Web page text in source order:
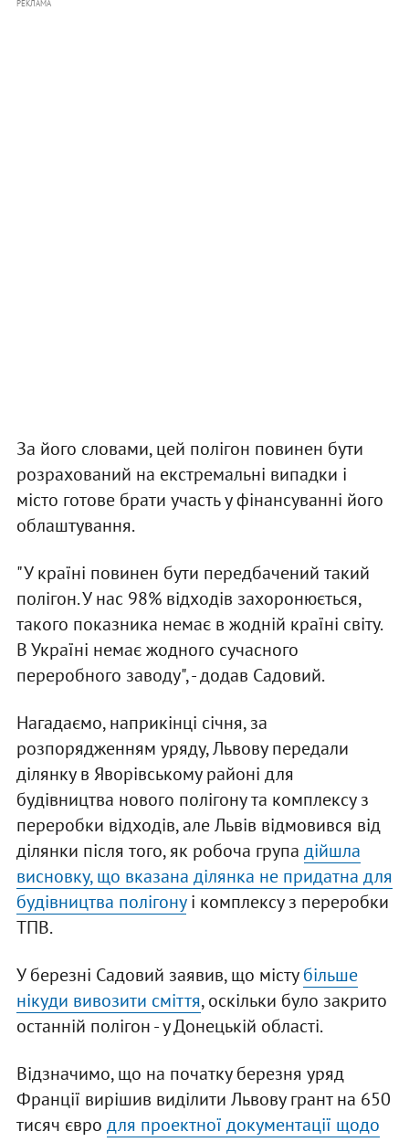
РЕКЛАМА
За його словами, цей полігон повинен бути
розрахований на екстремальні випадки і
місто готове брати участь у фінансуванні його
облаштування.
"У країні повинен бути передбачений такий
полігон. У нас 98% відходів захоронюється,
такого показника немає в жодній країні світу.
В Україні немає жодного сучасного
переробного заводу", - додав Садовий.
Нагадаємо, наприкінці січня, за
розпорядженням уряду, Львову передали
ділянку в Яворівському районі для
будівництва нового полігону та комплексу з
переробки відходів, але Львів відмовився від
ділянки після того, як робоча група дійшла
висновку, що вказана ділянка не придатна для
будівництва полігонуі комплексу з переробки
ТПВ.
У березні Садовий заявив, що містубільше
нікуди вивозити сміття, оскільки було закрито
останній полігон - у Донецькій області.
Відзначимо, що на початку березня уряд
Франції вирішив виділити Львову грант на 650
тисяч євро для проектної документації щодо